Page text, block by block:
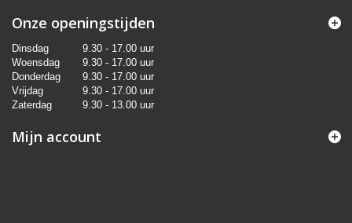
Onze openingstijden
Dinsdag
9.30 - 17.00 uur
Woensdag
9.30 - 17.00 uur
Donderdag
9.30 - 17.00 uur
Vrijdag
9.30 - 17.00 uur
Zaterdag
9.30 - 13.00 uur
Mijn account